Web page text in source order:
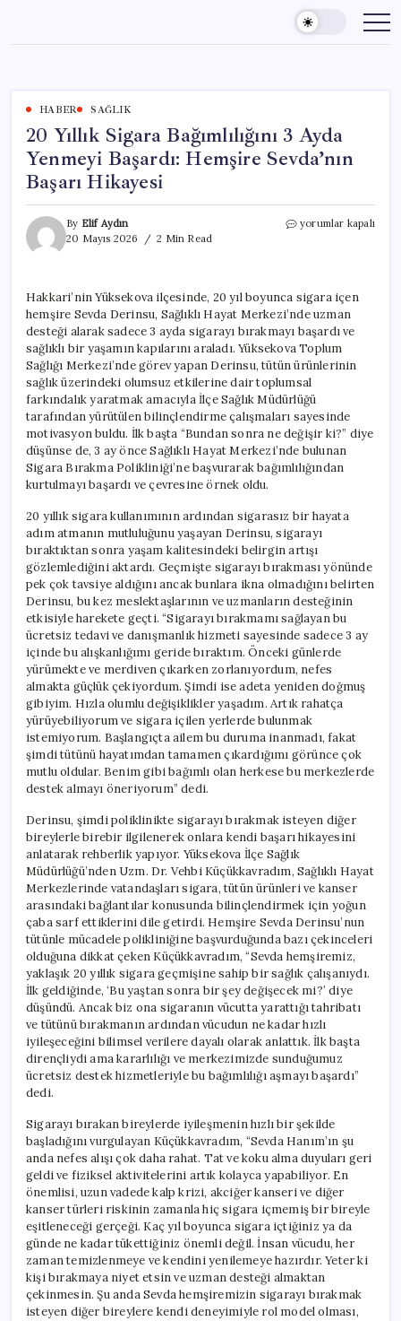
content
HABER SAĞLIK
20 Yıllık Sigara Bağımlılığını 3 Ayda
Yenmeyi Başardı: Hemşire Sevda’nın
Başarı Hikayesi
By Elif Aydın
20 Mayıs 2026
2 Min Read
20
Ayda
Yenmeyi
Başardı:
Hemşire
Sevda’nın
Başarı
Hikayesi
için
yorumlar kapalı
Hakkari’nin Yüksekova ilçesinde, 20 yıl boyunca sigara içen
hemşire Sevda Derinsu, Sağlıklı Hayat Merkezi’nde uzman
desteği alarak sadece 3 ayda sigarayı bırakmayı başardı ve
sağlıklı bir yaşamın kapılarını araladı. Yüksekova Toplum
Sağlığı Merkezi’nde görev yapan Derinsu, tütün ürünlerinin
sağlık üzerindeki olumsuz etkilerine dair toplumsal
farkındalık yaratmak amacıyla İlçe Sağlık Müdürlüğü
tarafından yürütülen bilinçlendirme çalışmaları sayesinde
motivasyon buldu. İlk başta “Bundan sonra ne değişir ki?” diye
düşünse de, 3 ay önce Sağlıklı Hayat Merkezi’nde bulunan
Sigara Bırakma Polikliniği’ne başvurarak bağımlılığından
kurtulmayı başardı ve çevresine örnek oldu.
20 yıllık sigara kullanımının ardından sigarasız bir hayata
adım atmanın mutluluğunu yaşayan Derinsu, sigarayı
bıraktıktan sonra yaşam kalitesindeki belirgin artışı
gözlemlediğini aktardı. Geçmişte sigarayı bırakması yönünde
pek çok tavsiye aldığını ancak bunlara ikna olmadığını belirten
Derinsu, bu kez meslektaşlarının ve uzmanların desteğinin
etkisiyle harekete geçti. “Sigarayı bırakmamı sağlayan bu
ücretsiz tedavi ve danışmanlık hizmeti sayesinde sadece 3 ay
içinde bu alışkanlığımı geride bıraktım. Önceki günlerde
yürümekte ve merdiven çıkarken zorlanıyordum, nefes
almakta güçlük çekiyordum. Şimdi ise adeta yeniden doğmuş
gibiyim. Hızla olumlu değişiklikler yaşadım. Artık rahatça
yürüyebiliyorum ve sigara içilen yerlerde bulunmak
istemiyorum. Başlangıçta ailem bu duruma inanmadı, fakat
şimdi tütünü hayatımdan tamamen çıkardığımı görünce çok
mutlu oldular. Benim gibi bağımlı olan herkese bu merkezlerde
destek almayı öneriyorum” dedi.
Derinsu, şimdi poliklinikte sigarayı bırakmak isteyen diğer
bireylerle birebir ilgilenerek onlara kendi başarı hikayesini
anlatarak rehberlik yapıyor. Yüksekova İlçe Sağlık
Müdürlüğü’nden Uzm. Dr. Vehbi Küçükkavradım, Sağlıklı Hayat
Merkezlerinde vatandaşları sigara, tütün ürünleri ve kanser
arasındaki bağlantılar konusunda bilinçlendirmek için yoğun
çaba sarf ettiklerini dile getirdi. Hemşire Sevda Derinsu’nun
tütünle mücadele polikliniğine başvurduğunda bazı çekinceleri
olduğuna dikkat çeken Küçükkavradım, “Sevda hemşiremiz,
yaklaşık 20 yıllık sigara geçmişine sahip bir sağlık çalışanıydı.
İlk geldiğinde, ‘Bu yaştan sonra bir şey değişecek mi?’ diye
düşündü. Ancak biz ona sigaranın vücutta yarattığı tahribatı
ve tütünü bırakmanın ardından vücudun ne kadar hızlı
iyileşeceğini bilimsel verilere dayalı olarak anlattık. İlk başta
dirençliydi ama kararlılığı ve merkezimizde sunduğumuz
ücretsiz destek hizmetleriyle bu bağımlılığı aşmayı başardı”
dedi.
Sigarayı bırakan bireylerde iyileşmenin hızlı bir şekilde
başladığını vurgulayan Küçükkavradım, “Sevda Hanım’ın şu
anda nefes alışı çok daha rahat. Tat ve koku alma duyuları geri
geldi ve fiziksel aktivitelerini artık kolayca yapabiliyor. En
önemlisi, uzun vadede kalp krizi, akciğer kanseri ve diğer
kanser türleri riskinin zamanla hiç sigara içmemiş bir bireyle
eşitleneceği gerçeği. Kaç yıl boyunca sigara içtiğiniz ya da
günde ne kadar tükettiğiniz önemli değil. İnsan vücudu, her
zaman temizlenmeye ve kendini yenilemeye hazırdır. Yeter ki
kişi bırakmaya niyet etsin ve uzman desteği almaktan
çekinmesin. Şu anda Sevda hemşiremizin sigarayı bırakmak
isteyen diğer bireylere kendi deneyimiyle rol model olması,